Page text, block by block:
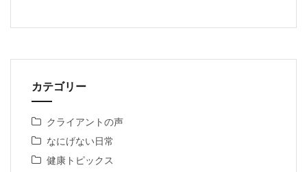
カテゴリー
クライアントの声
なにげない日常
健康トピックス